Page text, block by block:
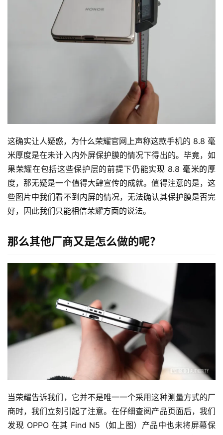
这确实让人疑惑，为什么荣耀官网上声称这款手机的 8.8 毫
米厚度是在未计入内外屏保护膜的情况下得出的。毕竟，如
果荣耀在包括这些保护层的前提下仍能实现 8.8 毫米的厚
度，那无疑是一个值得大肆宣传的成就。值得注意的是，这
些图片中我们看不到内屏的情况，无法确认其保护膜是否完
好，因此我们只能相信荣耀方面的说法。
那么其他厂商又是怎么做的呢？
当荣耀告诉我们，它并不是唯一一个采用这种测量方式的厂
商时，我们立刻引起了注意。在仔细查阅产品页面后，我们
发现 OPPO 在其 Find N5（如上图）产品中也未将屏幕保